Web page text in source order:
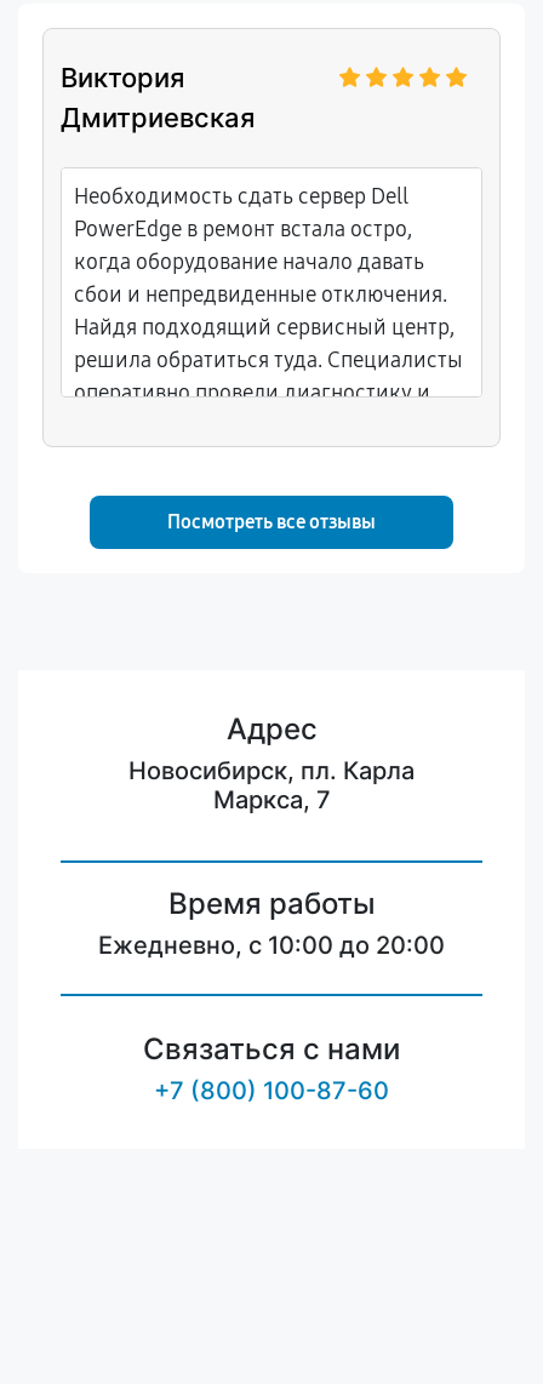
Виктория
Дмитриевская
Необходимость сдать сервер Dell
PowerEdge в ремонт встала остро,
когда оборудование начало давать
сбои и непредвиденные отключения.
Найдя подходящий сервисный центр,
решила обратиться туда. Специалисты
оперативно провели диагностику и
сервер снова функционирует без
перерывов.Посмотреть все отзывы
Адрес
Новосибирск, пл. Карла
Маркса, 7
Время работы
Ежедневно, с 10:00 до 20:00
Связаться с нами
+7 (800) 100-87-60